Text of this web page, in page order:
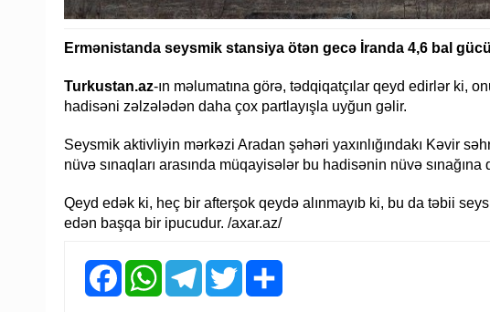
Ermənistanda seysmik stansiya ötən gecə İranda 4,6 bal
Turkustan.az-ın məlumatına görə, tədqiqatçılar qeyd edirlər ki,
hadisəni zəlzələdən daha çox partlayışla uyğun gəlir.
Seysmik aktivliyin mərkəzi Aradan şəhəri yaxınlığındakı Kəvir
nüvə sınaqları arasında müqayisələr bu hadisənin nüvə
Qeyd edək ki, heç bir afterşok qeydə alınmayıb ki, bu da təbii
edən başqa bir ipucudur. /axar.az/
FacebookWhatsAppTelegramTwitter